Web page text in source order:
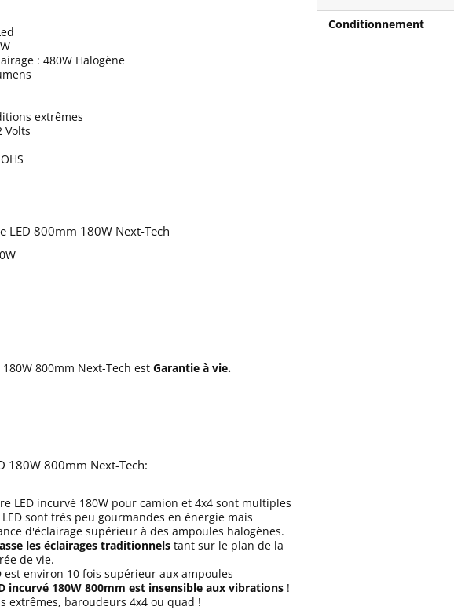
: 480W Halogène
extrêmes
Volts
LED 800mm 180W Next-Tech
180W 800mm Next-Tech est Garantie à vie.
180W 800mm Next-Tech:
LED incurvé 180W pour camion et 4x4 sont multiples
sont très peu gourmandes en énergie mais
d'éclairage supérieur à des ampoules halogènes.
les éclairages traditionnels tant sur le plan de la
de vie.
est environ 10 fois supérieur aux ampoules
incurvé 180W 800mm est insensible aux vibrations !
extrêmes, baroudeurs 4x4 ou quad !
Conditionnement